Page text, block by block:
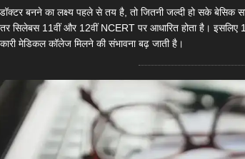
बनने का लक्ष्य पहले से तय है, तो जितनी जल्दी हो सके
सिलेबस 11वीं और 12वीं NCERT पर आधारित होता है।
मेडिकल कॉलेज मिलने की संभावना बढ़ जाती है।